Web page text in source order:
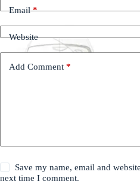
Email*
Website
Add Comment *
Save my name, email and
next time I comment.